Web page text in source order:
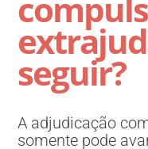
seguir?
A adjudicação
somente pode